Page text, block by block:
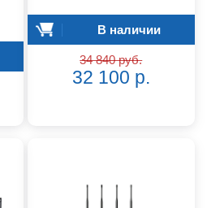
В наличии
34 840 руб.
32 100 р.